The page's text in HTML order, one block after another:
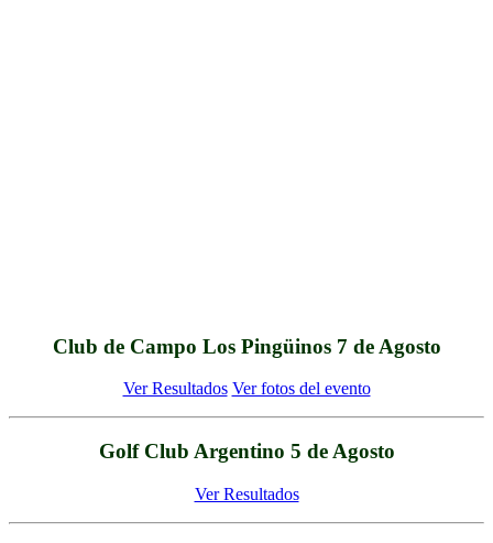
Club de Campo Los Pingüinos 7 de Agosto
Ver Resultados Ver fotos del evento
Golf Club Argentino 5 de Agosto
Ver Resultados